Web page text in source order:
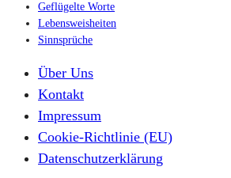
Geflügelte Worte
Lebensweisheiten
Sinnsprüche
Über Uns
Kontakt
Impressum
Cookie-Richtlinie (EU)
Datenschutzerklärung